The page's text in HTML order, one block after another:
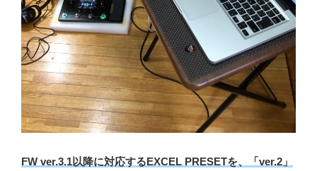
FW ver.3.1以降に対応するEXCEL PRESETを、「ver.2」